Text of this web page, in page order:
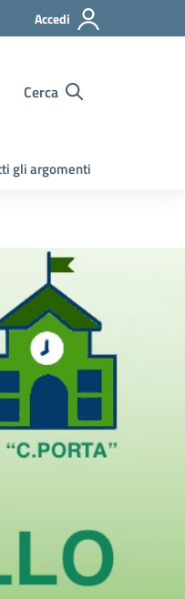
Accedi
Cerca
gli argomenti